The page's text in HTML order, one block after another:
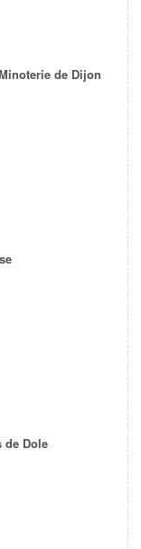
de Dijon
de Dole